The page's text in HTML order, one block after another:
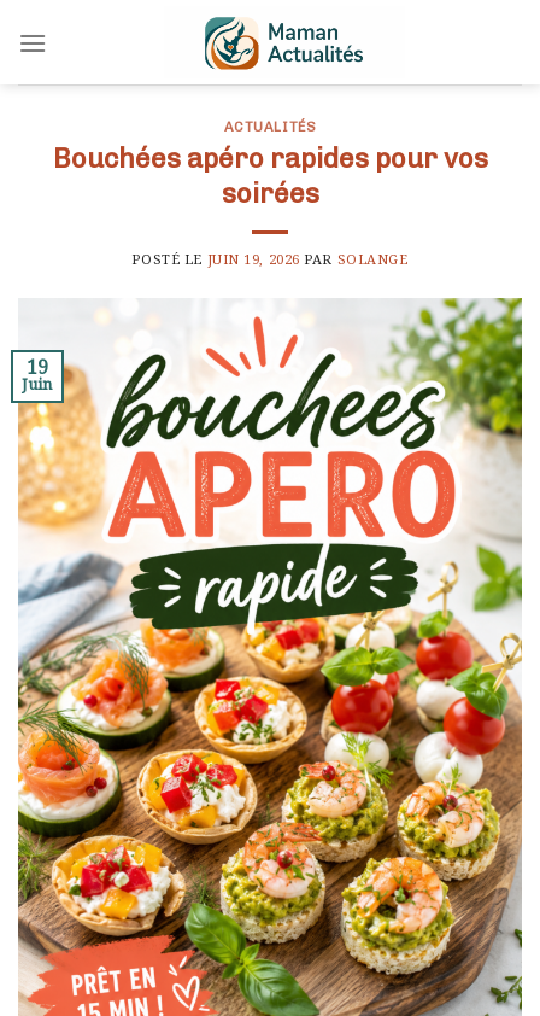
ACTUALITÉS
Bouchées apéro rapides pour vos
soirées
POSTÉ LE JUIN 19, 2026 PAR SOLANGE
19
Juin